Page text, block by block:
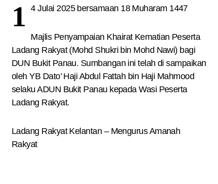
1 4 Julai 2025 bersamaan 18 Muharam 1447
Majlis Penyampaian Khairat Kematian Peserta
Ladang Rakyat (Mohd Shukri bin Mohd Nawi) bagi
DUN Bukit Panau. Sumbangan ini telah di sampaikan
oleh YB Dato’ Haji Abdul Fattah bin Haji Mahmood
selaku ADUN Bukit Panau kepada Wasi Peserta
Ladang Rakyat.
Ladang Rakyat Kelantan – Mengurus Amanah
Rakyat